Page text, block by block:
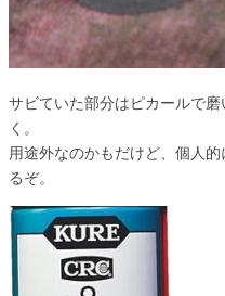
サビていた部分はピカールで
く。
用途外なのかもだけど、個人的
るぞ。